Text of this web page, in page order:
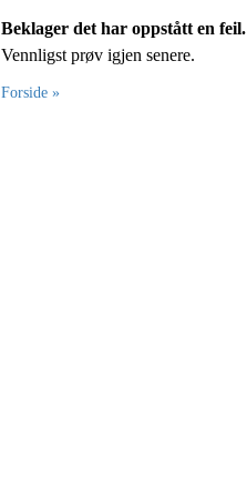
Beklager det har oppstått en feil.
Vennligst prøv igjen senere.
Forside »